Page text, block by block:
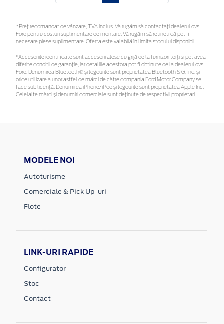
*Preţ recomandat de vânzare, TVA inclus. Vă rugăm să contactaţi dealerul dvs.
Ford pentru costuri suplimentare de montare. Vă rugăm să rețineți că pot fi
necesare piese suplimentare. Oferta este valabilă în limita stocului disponibil.
*Accesoriile identificate sunt accesorii alese cu grijă de la furnizori terți și pot avea
diferite condiții de garanție, iar detaliile acestora pot fi obținute de la dealerul dvs.
Ford. Denumirea Bluetooth® și logourile sunt proprietatea Bluetooth SIG, Inc. și
orice utilizare a unor astfel de mărci de către compania Ford Motor Company se
face sub licență. Denumirea iPhone/iPod și logourile sunt proprietatea Apple Inc.
Celelalte mărci și denumiri comerciale sunt deținute de respectivii proprietari
MODELE NOI
Autoturisme
Comerciale & Pick Up-uri
Flote
LINK-URI RAPIDE
Configurator
Stoc
Contact